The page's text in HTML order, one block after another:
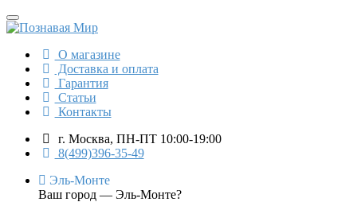
О магазине
Доставка и оплата
Гарантия
Статьи
Контакты
г. Москва, ПН-ПТ 10:00-19:00
8(499)396-35-49
Эль-Монте
Ваш город — Эль-Монте?